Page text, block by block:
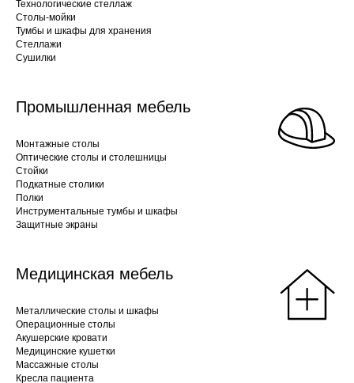
Технологические стеллаж
Столы-мойки
Тумбы и шкафы для хранения
Стеллажи
Сушилки
Промышленная мебель
Монтажные столы
Оптические столы и столешницы
Стойки
Подкатные столики
Полки
Инструментальные тумбы и шкафы
Защитные экраны
Медицинская мебель
Металлические столы и шкафы
Операционные столы
Акушерские кровати
Медицинские кушетки
Массажные столы
Кресла пациента